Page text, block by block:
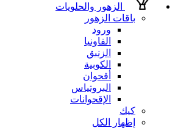
الزهور والحلويات
باقات الزهور
ورود
الفاونيا
الزنبق
الكوبية
أقحوان
البروتياس
الإقحوانات
كيك
إظهار الكل